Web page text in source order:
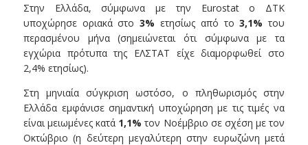
Στην Ελλάδα, σύμφωνα με την Eurostat ο ΔΤΚ
υποχώρησε οριακά στο3% ετησίως από το3,1% του
περασμένου μήνα (σημειώνεται ότι σύμφωνα με τα
εγχώρια πρότυπα της ΕΛΣΤΑΤ είχε διαμορφωθεί στο
2,4% ετησίως).
Στη μηνιαία σύγκριση ωστόσο, ο πληθωρισμός στην
Ελλάδα εμφάνισε σημαντική υποχώρηση με τις τιμές να
είναι μειωμένες κατά 1,1% τον Νοέμβριο σε σχέση με τον
Οκτώβριο (η δεύτερη μεγαλύτερη στην ευρωζώνη μετά